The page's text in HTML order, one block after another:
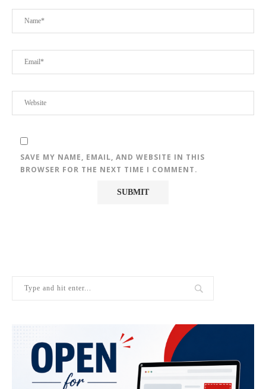
SAVE MY NAME, EMAIL, AND WEBSITE IN THIS
BROWSER FOR THE NEXT TIME I COMMENT.